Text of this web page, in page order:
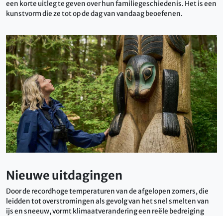
een ​​korte uitleg te geven over hun familiegeschiedenis. Het is een
kunstvorm die ze tot op de dag van vandaag beoefenen.
Nieuwe uitdagingen
Door de recordhoge temperaturen van de afgelopen zomers, die
leidden tot overstromingen als gevolg van het snel smelten van
ijs en sneeuw, vormt klimaatverandering een reële bedreiging